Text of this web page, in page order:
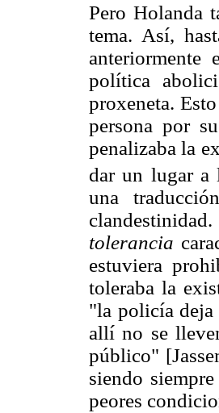
Pero Holanda
tema. Así,
política
proxeneta.
persona por
penalizaba la
dar un lugar a
una
tolerancia
estuviera
toleraba la
"la policía deja
allí no se
público"
siendo
peores